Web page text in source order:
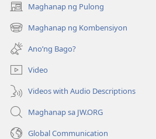
Maghanap ng Pulong
(may
bubukas
na
bagong
window)
Maghanap ng Kombensiyon
(may
bubukas
na
bagong
window)
Ano’ng Bago?
Video
Videos with Audio Descriptions
Maghanap sa JW.ORG
Global Communication